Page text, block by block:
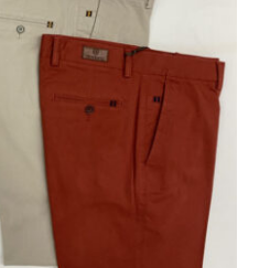
ΚΠΑ-03